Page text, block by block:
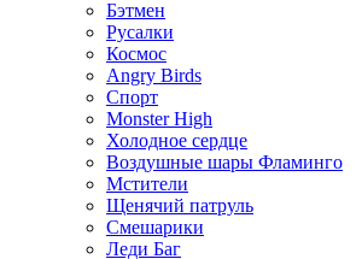
Бэтмен
Русалки
Космос
Angry Birds
Спорт
Monster High
Холодное сердце
Воздушные шары Фламинго
Мстители
Щенячий патруль
Смешарики
Леди Баг